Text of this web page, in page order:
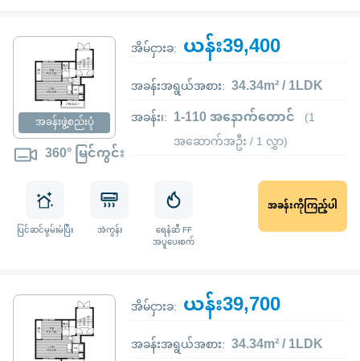
အခန်းဖွဲ့စည်းပုံ
360° မြင်ကွင်း
အိမ်ငှားခ: ယန်း39,400
အခန်းအရွယ်အစား: 34.34m² / 1LDK
အခန်း၊: 1-110 အနောက်တောင် (1
အဆောက်အဦး / 1 လွှာ)
ပြင်ဆင်မွမ်းမံပြီး အဲကွန်း ရေနံဆီ FF
အပူပေးစက်
အခန်းကိုကြည့်ပါ
အိမ်ငှားခ: ယန်း39,700
အခန်းအရွယ်အစား: 34.34m² / 1LDK